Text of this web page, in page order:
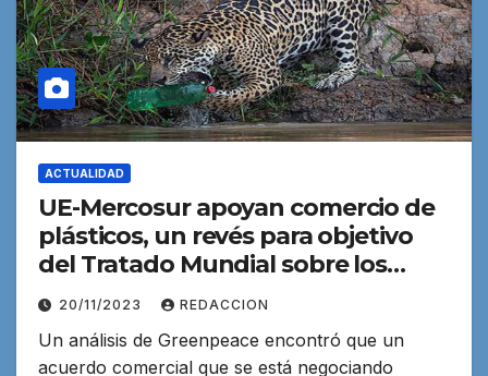
ACTUALIDAD
UE-Mercosur apoyan comercio de
plásticos, un revés para objetivo
del Tratado Mundial sobre los
Plásticos
20/11/2023 REDACCION
Un análisis de Greenpeace encontró que un
acuerdo comercial que se está negociando